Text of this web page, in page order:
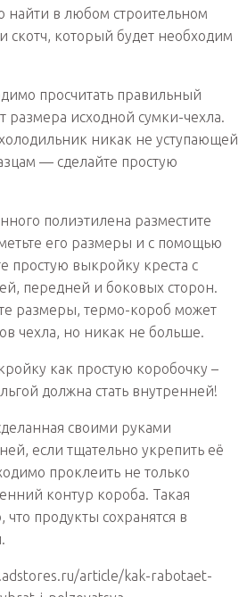
найти в любом строительном
скотч, который будет необходим
просчитать правильный
размера исходной сумки-чехла.
никак не уступающей
— сделайте простую
полиэтилена разместите
его размеры и с помощью
простую выкройку креста с
передней и боковых сторон.
размеры, термо-короб может
чехла, но никак не больше.
как простую коробочку –
должна стать внутренней!
своими руками
если тщательно укрепить её
проклеить не только
контур короба. Такая
что продукты сохранятся в
article/kak-rabotaet-